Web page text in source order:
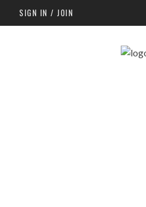
SIGN IN / JOIN